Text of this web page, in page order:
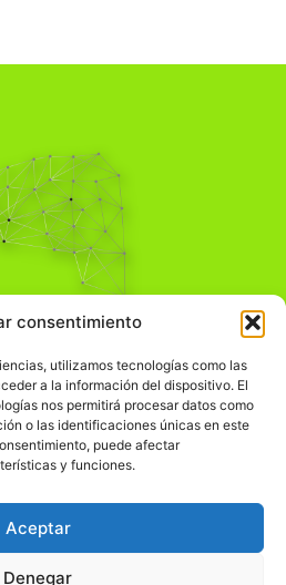
consentimiento
utilizamos tecnologías como las
a la información del dispositivo. El
nos permitirá procesar datos como
o las identificaciones únicas en este
puede afectar
y funciones.
Aceptar
Denegar
Crítico
para transformarlo.
Legal
de privacidad
de cookies